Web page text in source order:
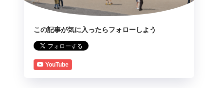
この記事が気に入ったらフォローしよう
YouTube